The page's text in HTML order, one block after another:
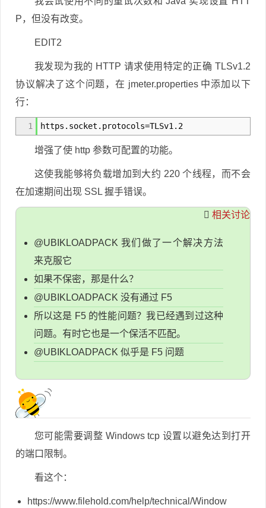
P，但没有改变。
EDIT2
我发现为我的 HTTP 请求使用特定的正确 TLSv1.2
协议解决了这个问题，在 jmeter.properties 中添加以下
行：
1 https.socket.protocols=TLSv1.2
增强了使 http 参数可配置的功能。
这使我能够将负载增加到大约 220 个线程，而不会
在加速期间出现 SSL 握手错误。
相关讨论
@UBIKLOADPACK 我们做了一个解决方法
来克服它
如果不保密，那是什么？
@UBIKLOADPACK 没有通过 F5
所以这是 F5 的性能问题？我已经遇到过这种
问题。有时它也是一个保活不匹配。
@UBIKLOADPACK 似乎是 F5 问题
您可能需要调整 Windows tcp 设置以避免达到打开
的端口限制。
看这个：
https://www.filehold.com/help/technical/Window